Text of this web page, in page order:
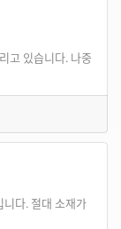
고 있습니다. 나중
다. 절대 소재가